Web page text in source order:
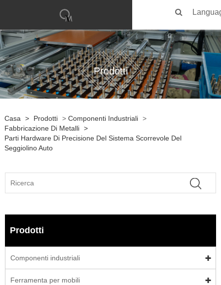
Prodotti
Casa > Prodotti > Componenti Industriali >
Fabbricazione Di Metalli >
Parti Hardware Di Precisione Del Sistema Scorrevole Del
Seggiolino Auto
Prodotti
Componenti industriali
Ferramenta per mobili